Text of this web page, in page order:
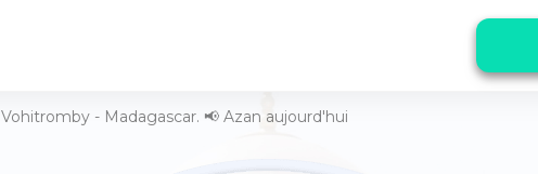
- Madagascar. 📢 Azan aujourd'hui